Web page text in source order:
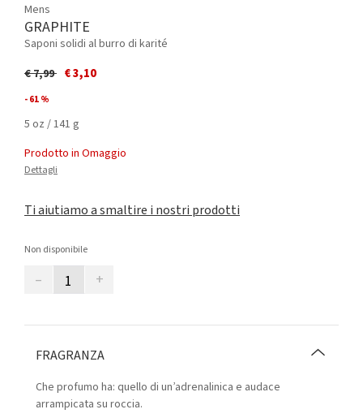
Mens
GRAPHITE
Saponi solidi al burro di karité
Price reduced from
€ 7,99to€ 3,10
- 61 %
5 oz / 141 g
Prodotto in Omaggio
Dettagli
Ti aiutiamo a smaltire i nostri prodotti
Non disponibile
– +
FRAGRANZA
Che profumo ha: quello di un’adrenalinica e audace
arrampicata su roccia.